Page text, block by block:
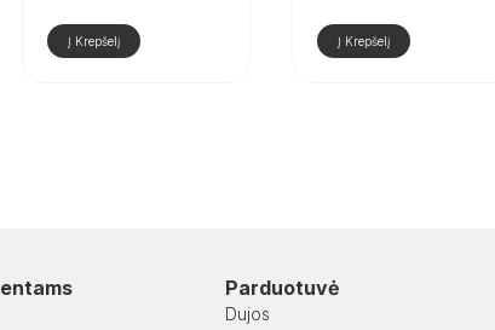
Į Krepšelį Į Krepšelį
Parduotuvė
Dujos